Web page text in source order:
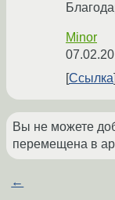
Minor
Ссылка
Вы не можете
перемещена в
←